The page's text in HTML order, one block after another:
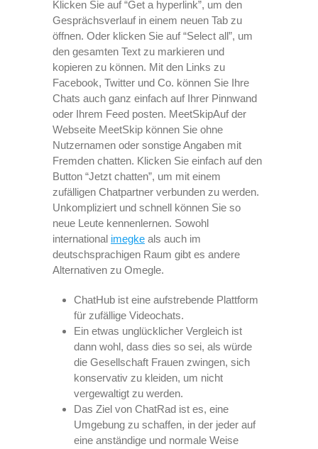
Klicken Sie auf “Get a hyperlink”, um den
Gesprächsverlauf in einem neuen Tab zu
öffnen. Oder klicken Sie auf “Select all”, um
den gesamten Text zu markieren und
kopieren zu können. Mit den Links zu
Facebook, Twitter und Co. können Sie Ihre
Chats auch ganz einfach auf Ihrer Pinnwand
oder Ihrem Feed posten. MeetSkipAuf der
Webseite MeetSkip können Sie ohne
Nutzernamen oder sonstige Angaben mit
Fremden chatten. Klicken Sie einfach auf den
Button “Jetzt chatten”, um mit einem
zufälligen Chatpartner verbunden zu werden.
Unkompliziert und schnell können Sie so
neue Leute kennenlernen. Sowohl
international imegke als auch im
deutschsprachigen Raum gibt es andere
Alternativen zu Omegle.
ChatHub ist eine aufstrebende Plattform
für zufällige Videochats.
Ein etwas unglücklicher Vergleich ist
dann wohl, dass dies so sei, als würde
die Gesellschaft Frauen zwingen, sich
konservativ zu kleiden, um nicht
vergewaltigt zu werden.
Das Ziel von ChatRad ist es, eine
Umgebung zu schaffen, in der jeder auf
eine anständige und normale Weise